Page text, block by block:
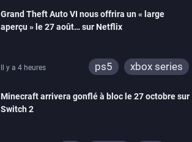
Grand Theft Auto VI nous offrira un « large
aperçu » le 27 août… sur Netflix
Il y a 4 heures ps5 xbox series
Minecraft arrivera gonflé à bloc le 27 octobre sur
Switch 2